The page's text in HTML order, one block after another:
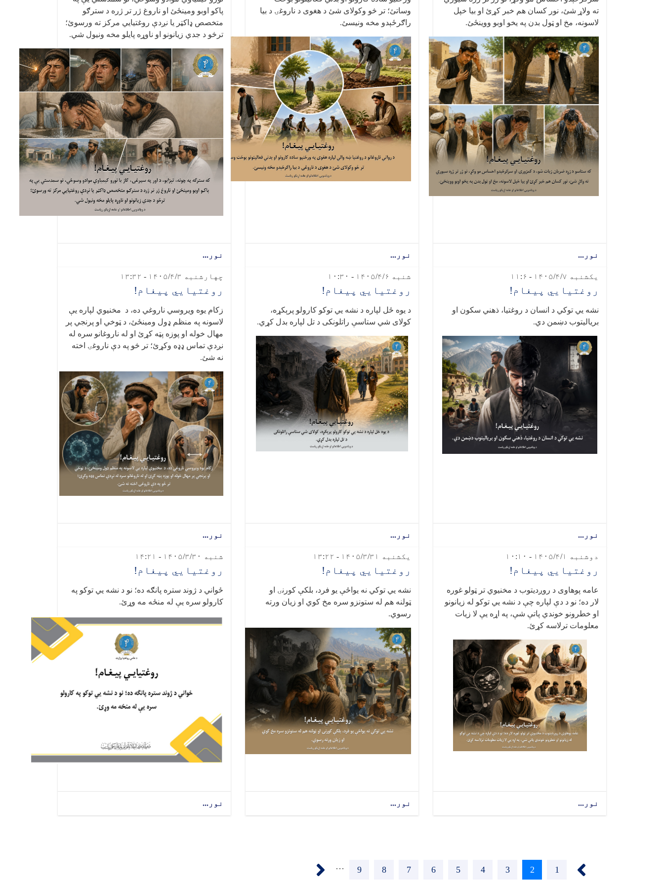
ته ولاړ شئ، نور کسان هم خبر کړئ او بيا خپل
لاسونه، مخ او ټول بدن په یخو اوبو ووینځئ.
نور...
وساتئ؛ تر څو وکولای شئ د هغوی د ناروغۍ د بیا
راګرځېدو مخه ونيسئ.
نور...
پاکو اوبو ومینځئ او ناروغ ژر تر ژره د سترګو
متخصص ډاکټر یا نږدې روغتیايي مرکز ته ورسوئ؛
ترڅو د جدي زیانونو او ناوړه پایلو مخه ونیول شي.
نور...
یکشنبه ۱۴۰۵/۴/۷ - ۱۱:۶
روغتیايي پیغام!
نشه يي توکي د انسان د روغتیا، ذهني سکون او
بریالیتوب دښمن دي.
نور...
شنبه ۱۴۰۵/۴/۶ - ۱۰:۳۰
روغتیایي پیغام!
د يوه ځل لپاره د نشه‌ یي توکو کارولو پرېکړه،
کولای شي ستاسې راتلونکی د تل لپاره بدل کړي.
نور...
چهارشنبه ۱۴۰۵/۴/۳ - ۱۳:۳۲
روغتیايي پیغام!
زکام یوه ویروسي ناروغي ده، د مخنیوي لپاره یې
لاسونه په منظم ډول ومینځئ، د ټوخي او پرنجي پر
مهال خوله او پوزه پټه کړئ او له ناروغانو سره له
نږدې تماس ډډه وکړئ؛ تر څو په دې ناروغۍ اخته
نه شئ.
نور...
دوشنبه ۱۴۰۵/۴/۱ - ۱۰:۱۰
روغتیايي پیغام!
عامه پوهاوی د روږدیتوب د مخنیوي تر ټولو غوره
لار ده؛ نو د دې لپاره چې د نشه‌ یي توکو له زیانونو
او خطرونو خوندي پاتې شې، په اړه یې لا زیات
معلومات ترلاسه کړئ.
نور...
یکشنبه ۱۴۰۵/۳/۳۱ - ۱۳:۲۲
روغتیايي پیغام!
نشه‌ یي توکي نه یواځې یو فرد، بلکې کورنۍ او
ټولنه هم له ستونزو سره مخ کوي او زیان ورته
رسوي.
نور...
شنبه ۱۴۰۵/۳/۳۰ - ۱۴:۲۱
روغتیايي پیغام!
ځواني د ژوند ستره پانګه ده؛ نو د نشه‌ یي توکو په
کارولو سره یې له منځه مه وړئ.
نور...
پاڼه
1
اوسنی
2 پاڼه
3 پاڼه
4 پاڼه
5 پاڼه
6 پاڼه
7 پاڼه
8 پاڼه
9
…